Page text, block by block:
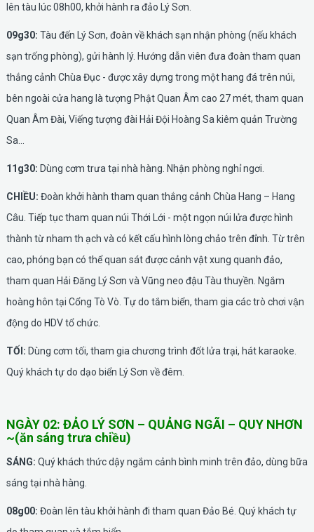
lên tàu lúc 08h00, khởi hành ra đảo Lý Sơn.
09g30: Tàu đến Lý Sơn, đoàn về khách sạn nhận phòng (nếu khách
sạn trống phòng), gửi hành lý. Hướng dẫn viên đưa đoàn tham quan
thắng cảnh Chùa Đục - được xây dựng trong một hang đá trên núi,
bên ngoài cửa hang là tượng Phật Quan Âm cao 27 mét, tham quan
Quan Âm Đài, Viếng tượng đài Hải Đội Hoàng Sa kiêm quản Trường
Sa...
11g30: Dùng cơm trưa tại nhà hàng. Nhận phòng nghỉ ngơi.
CHIỀU: Đoàn khởi hành tham quan thắng cảnh Chùa Hang – Hang
Câu. Tiếp tục tham quan núi Thới Lới - một ngọn núi lửa được hình
thành từ nham th ạch và có kết cấu hình lòng chảo trên đỉnh. Từ trên
cao, phóng bạn có thể quan sát được cảnh vật xung quanh đảo,
tham quan Hải Đăng Lý Sơn và Vũng neo đậu Tàu thuyền. Ngắm
hoàng hôn tại Cổng Tò Vò. Tự do tắm biển, tham gia các trò chơi vận
động do HDV tổ chức.
TỐI: Dùng cơm tối, tham gia chương trình đốt lửa trại, hát karaoke.
Quý khách tự do dạo biển Lý Sơn về đêm.
NGÀY 02: ĐẢO LÝ SƠN – QUẢNG NGÃI – QUY NHƠN
~(ăn sáng trưa chiều)
SÁNG: Quý khách thức dậy ngắm cảnh bình minh trên đảo, dùng bữa
sáng tại nhà hàng.
08g00: Đoàn lên tàu khởi hành đi tham quan Đảo Bé. Quý khách tự